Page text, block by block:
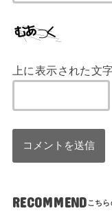
上に表示された文
RECOMMEND